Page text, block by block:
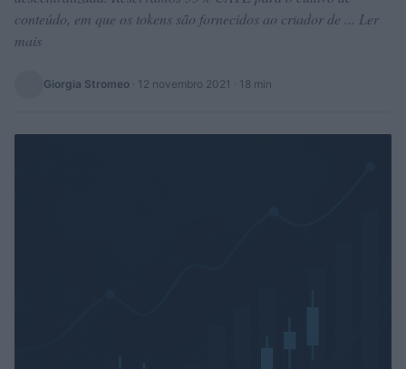
conteúdo, em que os tokens são fornecidos ao criador de ... Ler
mais
Giorgia Stromeo · 12 novembro 2021 · 18 min